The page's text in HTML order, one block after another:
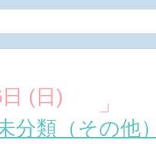
(日)
分類（その他